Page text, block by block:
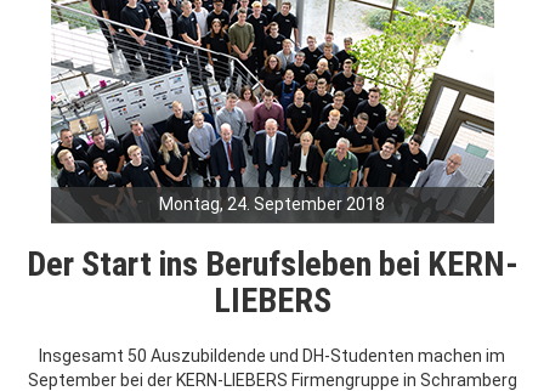
Montag, 24. September 2018
Der Start ins Berufsleben bei KERN-
LIEBERS
Insgesamt 50 Auszubildende und DH-Studenten machen im
September bei der KERN-LIEBERS Firmengruppe in Schramberg